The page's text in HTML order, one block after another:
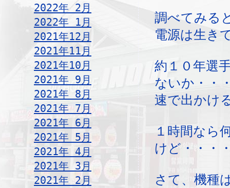
2022年 2月
2022年 1月
2021年12月
2021年11月
2021年10月
2021年 9月
2021年 8月
2021年 7月
2021年 6月
2021年 5月
2021年 4月
2021年 3月
2021年 2月
調べてみる
電源は生き
約１０年選
ないか・・
速で出かけ
１時間なら
けど・・・
さて、機種